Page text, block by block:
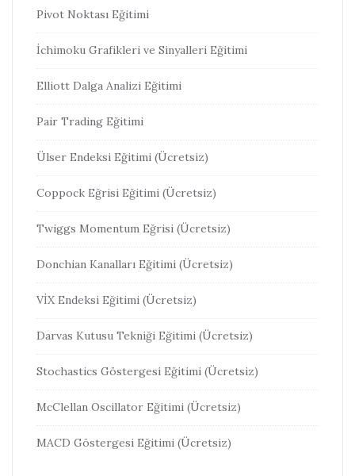
Pivot Noktası Eğitimi
İchimoku Grafikleri ve Sinyalleri Eğitimi
Elliott Dalga Analizi Eğitimi
Pair Trading Eğitimi
Ülser Endeksi Eğitimi (Ücretsiz)
Coppock Eğrisi Eğitimi (Ücretsiz)
Twiggs Momentum Eğrisi (Ücretsiz)
Donchian Kanalları Eğitimi (Ücretsiz)
VİX Endeksi Eğitimi (Ücretsiz)
Darvas Kutusu Tekniği Eğitimi (Ücretsiz)
Stochastics Göstergesi Eğitimi (Ücretsiz)
McClellan Oscillator Eğitimi (Ücretsiz)
MACD Göstergesi Eğitimi (Ücretsiz)